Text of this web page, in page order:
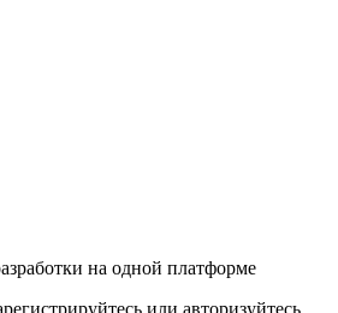
на одной платформе
или авторизуйтесь